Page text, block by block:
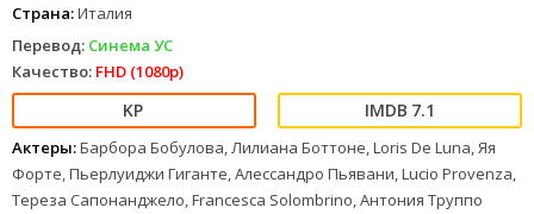
Страна:Италия
Перевод: Синема УС
Качество: FHD (1080p)
7.1
Актеры:Барбора Бобулова, Лилиана Боттоне, Loris De Luna, Яя
Форте, Пьерлуиджи Гиганте, Алессандро Пьявани, Lucio Provenza,
Тереза Сапонанджело, Francesca Solombrino, Антония Труппо